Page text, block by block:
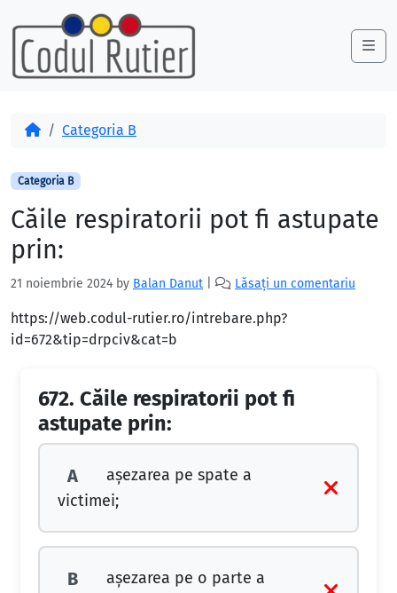
Skip to content
Skip to footer
AcasăCategoria B
Categoria B
Căile respiratorii pot fi astupate
prin:
21 noiembrie 2024 by Balan Danut Lăsați un comentariu
https://web.codul-rutier.ro/intrebare.php?
id=672&tip=drpciv&cat=b
672. Căile respiratorii pot fi
astupate prin:
A
aşezarea pe spate a
victimei;
B
aşezarea pe o parte a